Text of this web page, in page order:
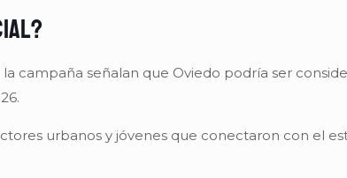
campaña señalan que Oviedo podría ser
urbanos y jóvenes que conectaron con el